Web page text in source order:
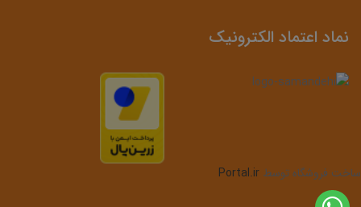
نماد اعتماد الکترونیک
ساخت فروشگاه توسط Portal.ir